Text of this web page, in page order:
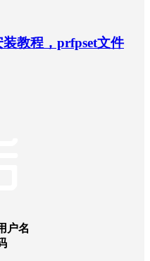
装教程，prfpset文件
户名